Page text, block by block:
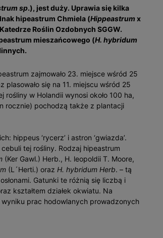
sp.), jest duży. Uprawia się kilka
hipeastrum Chmiela (Hippeastrum x
Roślin Ozdobnych SGGW.
mieszańcowego (H. hybridum
zajmowało 23. miejsce wśród 25
się na 11. miejscu wśród 25
w Holandii wynosi około 100 ha,
rocznie) pochodzą także z plantacji
hippeus ‘rycerz’ i astron ‘gwiazda’.
tej rośliny. Rodzaj hipeastrum
(Ker Gawl.) Herb., H. leopoldii T. Moore,
(L´Herti.) oraz H. hybridum Herb. – tą
Gatunki te różnią się liczbą i
kształtem działek okwiatu. Na
prac hodowlanych prowadzonych